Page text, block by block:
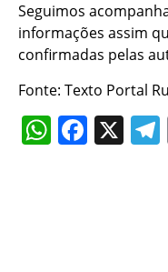
Seguimos
informações assim
confirmadas pelas
Fonte: Texto Portal
X